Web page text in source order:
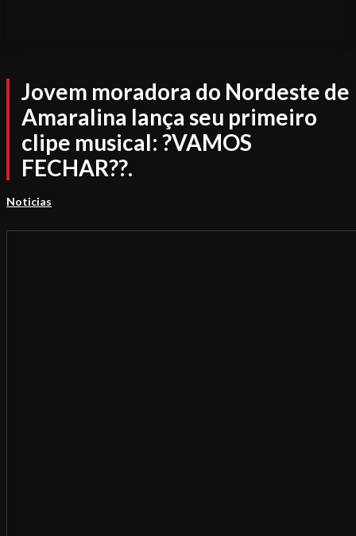
Jovem moradora do Nordeste de
Amaralina lança seu primeiro
clipe musical: ?VAMOS
FECHAR??.
Noticias